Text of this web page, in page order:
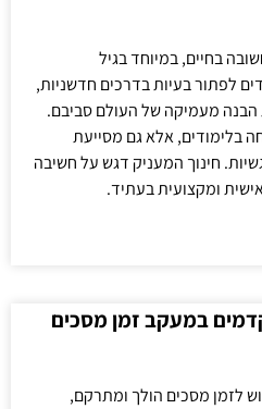
בחיים, במיוחד בגיל
לפתור בעיות בדרכים חדשניות,
הבנה מעמיקה של העולם סביבם.
בלימודים, אלא גם מסייעת
חינוך המעניק דגש על חשיבה
ומקצועית בעתיד.
במעקב זמן מסכים
לזמן מסכים הולך ומתרקם,